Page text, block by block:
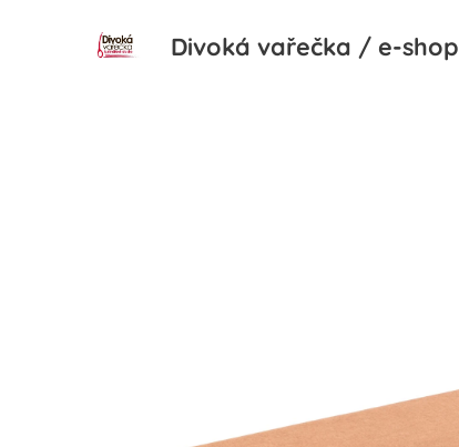
Divoká vařečka / e-shop